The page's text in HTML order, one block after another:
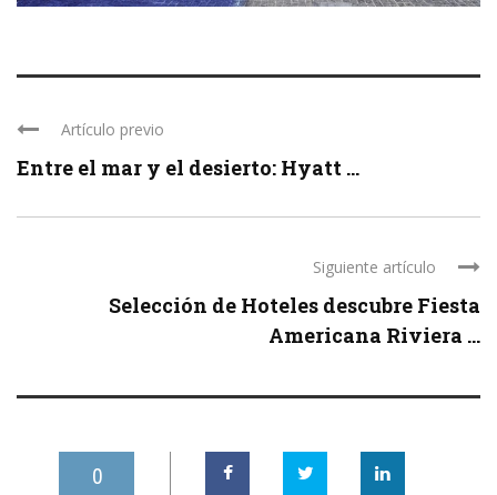
Artículo previo
Entre el mar y el desierto: Hyatt ...
Siguiente artículo
Selección de Hoteles descubre Fiesta
Americana Riviera ...
0